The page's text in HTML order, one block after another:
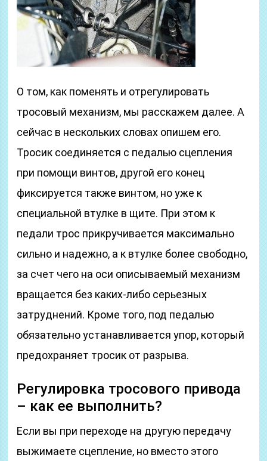
О том, как поменять и отрегулировать
тросовый механизм, мы расскажем далее. А
сейчас в нескольких словах опишем его.
Тросик соединяется с педалью сцепления
при помощи винтов, другой его конец
фиксируется также винтом, но уже к
специальной втулке в щите. При этом к
педали трос прикручивается максимально
сильно и надежно, а к втулке более свободно,
за счет чего на оси описываемый механизм
вращается без каких-либо серьезных
затруднений. Кроме того, под педалью
обязательно устанавливается упор, который
предохраняет тросик от разрыва.
Регулировка тросового привода
– как ее выполнить?
Если вы при переходе на другую передачу
выжимаете сцепление, но вместо этого